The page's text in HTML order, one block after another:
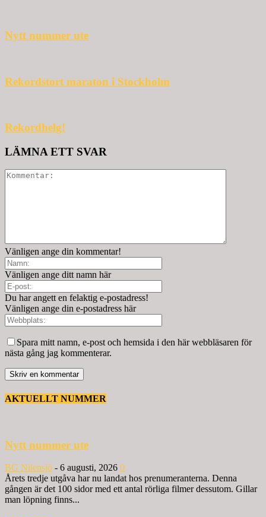
Nytt nummer ute
Rekordstort maraton i Stockholm
Rekordhelg!
LÄMNA ETT SVAR
Vänligen ange din kommentar!
Vänligen ange ditt namn här
Du har angett en felaktig e-postadress!
Vänligen ange din e-postadress här
Spara mitt namn, e-post och hemsida i den här webbläsaren för
nästa gång jag kommenterar.
AKTUELLT NUMMER
Nytt nummer ute
BG Nilensjö - 6 augusti, 2026 0
Årets tredje utgåva har nu landat hos prenumeranterna. Denna
gången är det 100 sidor med ett antal rörliga filmer dessutom. Gillar
man löpning finns...